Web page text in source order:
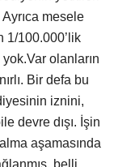
mesele
1/100.000’lik
olanların
Bir defa bu
iznini,
devre dışı. İşin
aşamasında